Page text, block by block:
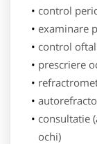
control
examinare
control
prescriere
consultatie
ochi)